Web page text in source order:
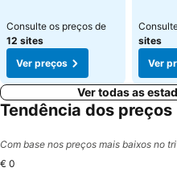
Consulte os preços de
12 sites
Ver preços
sites
Ver
Ver todas as
Tendência dos preços
Com base nos preços mais baixos no
€ 0